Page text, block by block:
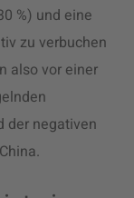
%) und eine
zu verbuchen
also vor einer
der negativen